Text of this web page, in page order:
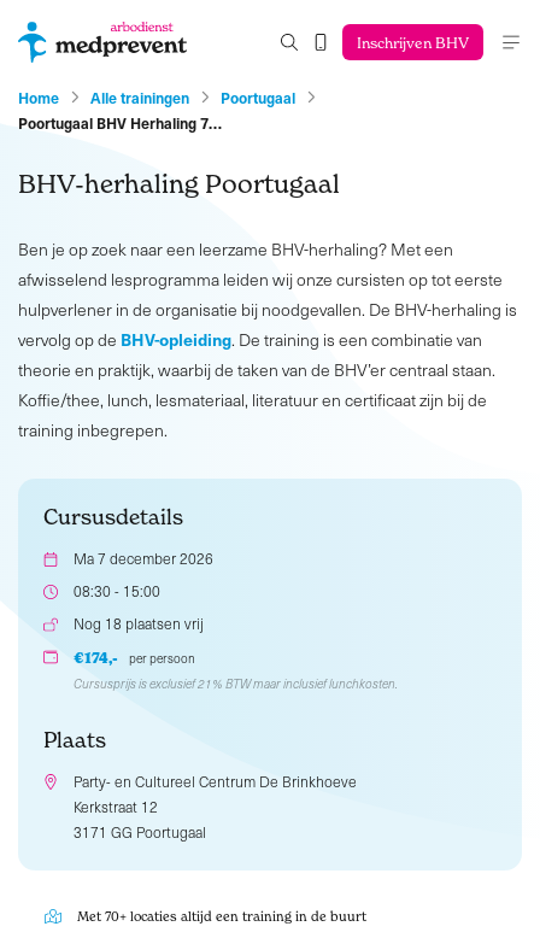
Inschrijven BHV
Home Alle trainingen
Poortugaal
Poortugaal BHV Herhaling 7…
BHV-herhaling Poortugaal
Ben je op zoek naar een leerzame BHV-herhaling? Met een
afwisselend lesprogramma leiden wij onze cursisten op tot eerste
hulpverlener in de organisatie bij noodgevallen. De BHV-herhaling is
vervolg op de BHV-opleiding. De training is een combinatie van
theorie en praktijk, waarbij de taken van de BHV’er centraal staan.
Koffie/thee, lunch, lesmateriaal, literatuur en certificaat zijn bij de
training inbegrepen.
Cursusdetails
Ma 7 december 2026
08:30 - 15:00
Nog 18 plaatsen vrij
€174,-
per persoon
Cursusprijs is exclusief 21% BTW maar inclusief lunchkosten.
Plaats
Party- en Cultureel Centrum De Brinkhoeve
Kerkstraat 12
3171 GG Poortugaal
Met 70+ locaties altijd een training in de buurt